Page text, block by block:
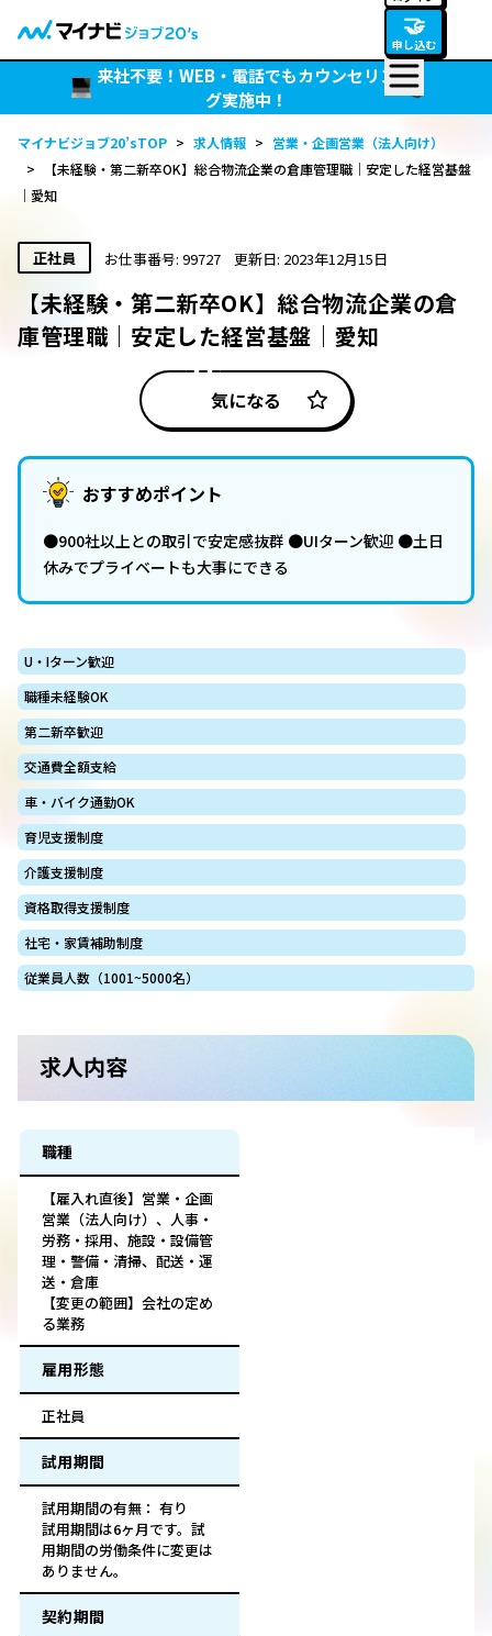
🤝
申し込む
来社不要！WEB・電話でもカウンセリン
グ実施中！
マイナビジョブ20’sTOP > 求人情報 > 営業・企画営業（法人向け）
>
【未経験・第二新卒OK】総合物流企業の倉庫管理職｜安定した経営基盤
｜愛知
正社員 お仕事番号: 99727 更新日: 2023年12月15日
【未経験・第二新卒OK】総合物流企業の倉
庫管理職｜安定した経営基盤｜愛知
気になる
おすすめポイント
●900社以上との取引で安定感抜群 ●UIターン歓迎 ●土日
休みでプライベートも大事にできる
U・Iターン歓迎
職種未経験OK
第二新卒歓迎
交通費全額支給
車・バイク通勤OK
育児支援制度
介護支援制度
資格取得支援制度
社宅・家賃補助制度
従業員人数（1001~5000名）
求人内容
職種
【雇入れ直後】営業・企画
営業（法人向け）、人事・
労務・採用、施設・設備管
理・警備・清掃、配送・運
送・倉庫
【変更の範囲】会社の定め
る業務
雇用形態
正社員
試用期間
試用期間の有無： 有り
試用期間は6ヶ月です。試
用期間の労働条件に変更は
ありません。
契約期間